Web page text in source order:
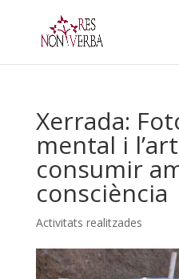
content
Xerrada:
mental i
consumir
consciència
Activitats realitzades